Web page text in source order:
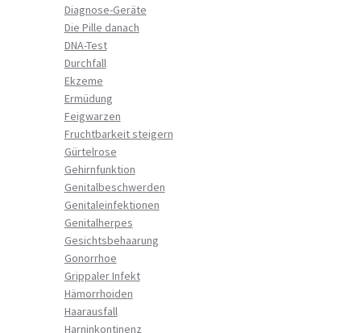
Diagnose-Geräte
Die Pille danach
DNA-Test
Durchfall
Ekzeme
Ermüdung
Feigwarzen
Fruchtbarkeit steigern
Gürtelrose
Gehirnfunktion
Genitalbeschwerden
Genitaleinfektionen
Genitalherpes
Gesichtsbehaarung
Gonorrhoe
Grippaler Infekt
Hämorrhoiden
Haarausfall
Harninkontinenz